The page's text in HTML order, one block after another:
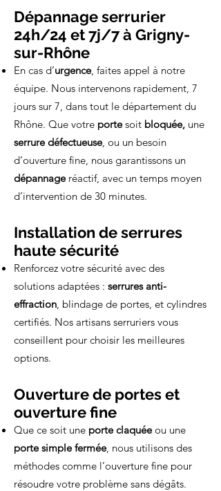
Dépannage serrurier
24h/24 et 7j/7 à Grigny-
sur-Rhône
En cas d’urgence, faites appel à notre
équipe. Nous intervenons rapidement, 7
jours sur 7, dans tout le département du
Rhône. Que votre portesoit bloquée, une
serrure défectueuse, ou un besoin
d’ouverture fine, nous garantissons un
dépannageréactif, avec un temps moyen
d’intervention de 30 minutes.
Installation de serrures
haute sécurité
Renforcez votre sécurité avec des
solutions adaptées : serrures anti-
effraction, blindage de portes, et cylindres
certifiés. Nos artisans serruriers vous
conseillent pour choisir les meilleures
options.
Ouverture de portes et
ouverture fine
Que ce soit une porte claquéeou une
porte simple fermée, nous utilisons des
méthodes comme l’ouverture fine pour
résoudre votre problème sans dégâts.